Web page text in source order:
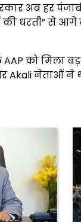
अब हर
धरती” से आगे
को मिला
Akali नेताओं ने